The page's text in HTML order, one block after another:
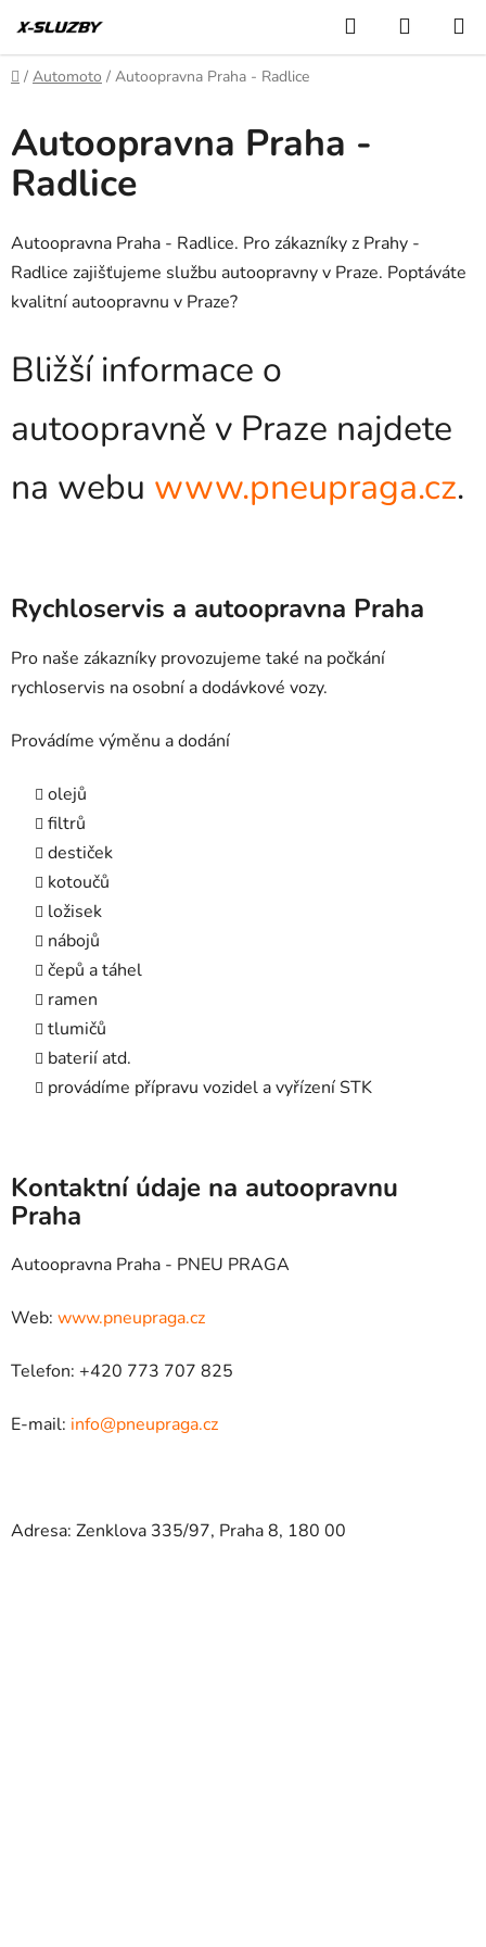
na
obsah
Hledat
KOŠÍK
Domů
/ Automoto / Autoopravna Praha - Radlice
Autoopravna Praha -
Radlice
Autoopravna Praha - Radlice. Pro zákazníky z Prahy -
Radlice zajišťujeme službu autoopravny v Praze. Poptáváte
kvalitní autoopravnu v Praze?
Bližší informace o
autoopravně v Praze najdete
na webu www.pneupraga.cz.
Rychloservis a autoopravna Praha
Pro naše zákazníky provozujeme také na počkání
rychloservis na osobní a dodávkové vozy.
Provádíme výměnu a dodání
olejů
filtrů
destiček
kotoučů
ložisek
nábojů
čepů a táhel
ramen
tlumičů
baterií atd.
provádíme přípravu vozidel a vyřízení STK
Kontaktní údaje na autoopravnu
Praha
Autoopravna Praha - PNEU PRAGA
Web: www.pneupraga.cz
Telefon: +420 773 707 825
E-mail: info@pneupraga.cz
Adresa: Zenklova 335/97, Praha 8, 180 00